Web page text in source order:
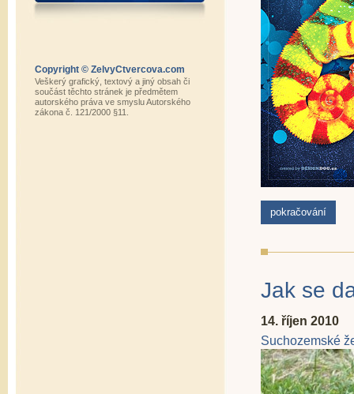
Copyright © ZelvyCtvercova.com
Veškerý grafický, textový a jiný obsah či
součást těchto stránek je předmětem
autorského práva ve smyslu Autorského
zákona č. 121/2000 §11.
pokračování
Jak se
14. říjen 2010
Suchozemské